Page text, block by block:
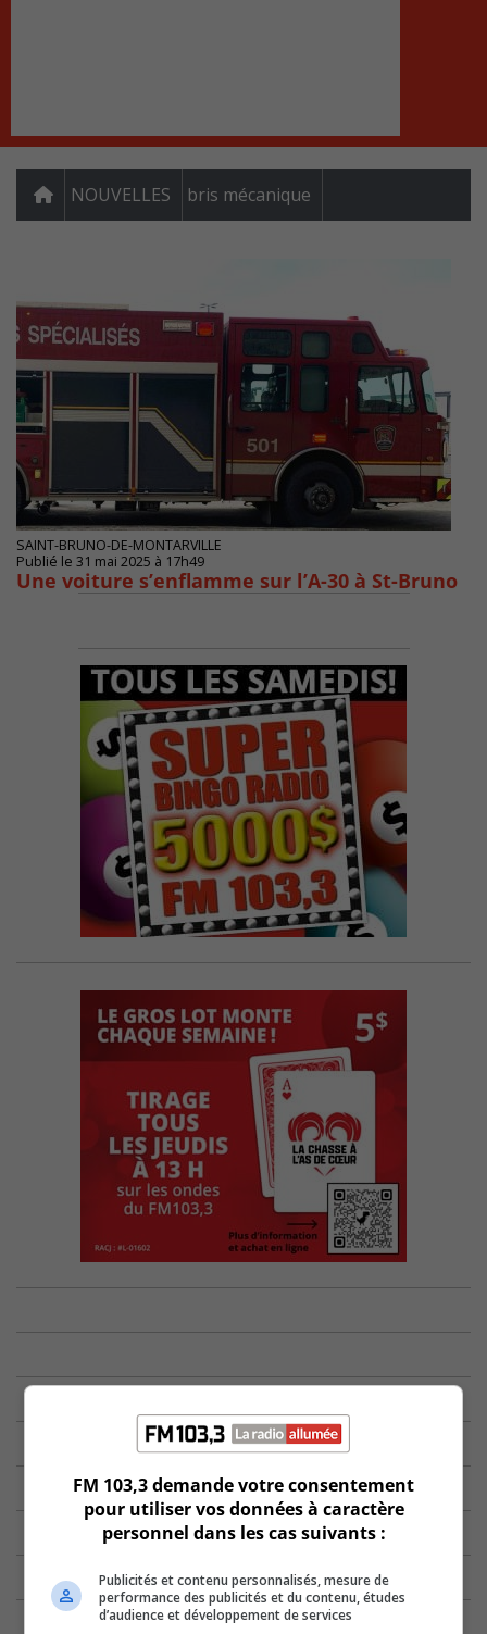
NOUVELLES bris mécanique
SAINT-BRUNO-DE-MONTARVILLE
Publié le 31 mai 2025 à 17h49
Une voiture s’enflamme sur l’A-30 à St-Bruno
FM 103,3 demande votre consentement
pour utiliser vos données à caractère
personnel dans les cas suivants :
Publicités et contenu personnalisés, mesure de
performance des publicités et du contenu, études
d’audience et développement de services